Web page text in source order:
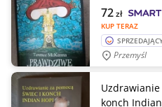
KUP TERAZ
72zł
Przemyśl
konch